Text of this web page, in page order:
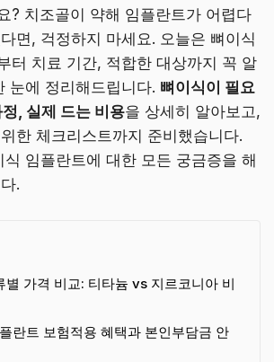
? 치조골이 약해 임플란트가 어렵다
면, 걱정하지 마세요. 오늘은 뼈이식
터 치료 기간, 적합한 대상까지 꼭 알
눈에 정리해드립니다. 뼈이식이 필요
, 실제 드는 비용을 상세히 알아보고,
한 체크리스트까지 준비했습니다.
임플란트에 대한 모든 궁금증을 해
.
별 가격 비교: 티타늄 vs 지르코니아 비
란트 보험적용 혜택과 본인부담금 안